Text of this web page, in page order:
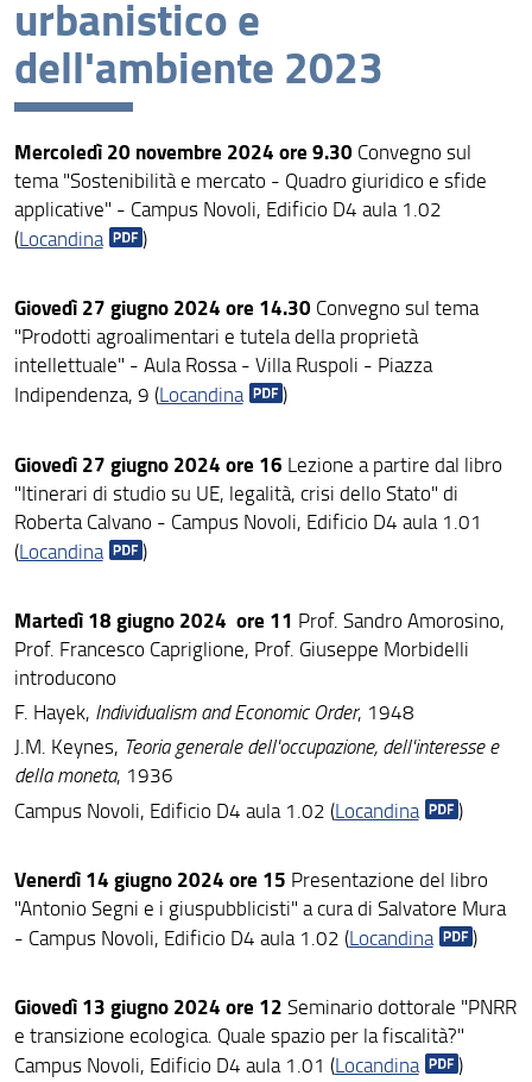
urbanistico e
dell'ambiente 2023
Mercoledì 20 novembre 2024 ore 9.30 Convegno sul
tema "Sostenibilità e mercato - Quadro giuridico e sfide
applicative" - Campus Novoli, Edificio D4 aula 1.02
(Locandina )
Giovedì 27 giugno 2024 ore 14.30 Convegno sul tema
"Prodotti agroalimentari e tutela della proprietà
intellettuale" - Aula Rossa - Villa Ruspoli - Piazza
Indipendenza, 9 (Locandina )
Giovedì 27 giugno 2024 ore 16 Lezione a partire dal libro
"Itinerari di studio su UE, legalità, crisi dello Stato" di
Roberta Calvano - Campus Novoli, Edificio D4 aula 1.01
(Locandina )
Martedì 18 giugno 2024 ore 11 Prof. Sandro Amorosino,
Prof. Francesco Capriglione, Prof. Giuseppe Morbidelli
introducono
F. Hayek, Individualism and Economic Order, 1948
J.M. Keynes, Teoria generale dell'occupazione, dell'interesse e
della moneta, 1936
Campus Novoli, Edificio D4 aula 1.02 (Locandina )
Venerdì 14 giugno 2024 ore 15 Presentazione del libro
"Antonio Segni e i giuspubblicisti" a cura di Salvatore Mura
- Campus Novoli, Edificio D4 aula 1.02 (Locandina )
Giovedì 13 giugno 2024 ore 12 Seminario dottorale "PNRR
e transizione ecologica. Quale spazio per la fiscalità?"
Campus Novoli, Edificio D4 aula 1.01 (Locandina )
Collegio docente
Gruppo di riesame e Comitato di indirizzo
Rappresentanti dei dottorandi e delle dottorande
Dottorandi e dottorande
Offerta formativa
Scuola di Dottorato in Scienze Sociali
Collana del dottorato
Competenze trasversali
Segnalazioni
Contatti